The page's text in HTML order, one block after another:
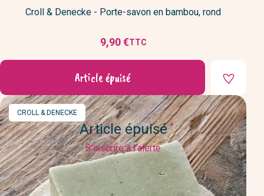
Croll & Denecke - Porte-savon en bambou, rond
Prix
9,90 €TTC
Article épuisé
MARQUE
CROLL & DENECKE
Article épuisé
S’inscrire à l’alerte